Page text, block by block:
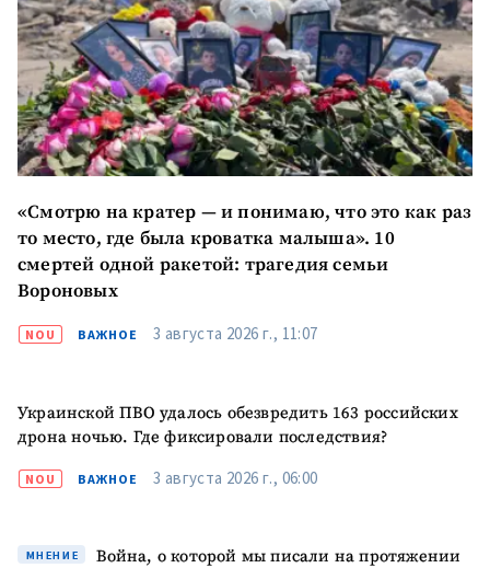
«Смотрю на кратер — и понимаю, что это как раз
то место, где была кроватка малыша». 10
смертей одной ракетой: трагедия семьи
Вороновых
NOU ВАЖНОЕ 3 августа 2026 г., 11:07
Украинской ПВО удалось обезвредить 163 российских
дрона ночью. Где фиксировали последствия?
NOU ВАЖНОЕ 3 августа 2026 г., 06:00
МНЕНИЕ
Война, о которой мы писали на протяжении